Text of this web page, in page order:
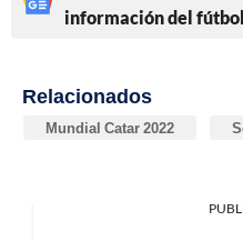
información del
Relacionados
Mundial Catar 2022